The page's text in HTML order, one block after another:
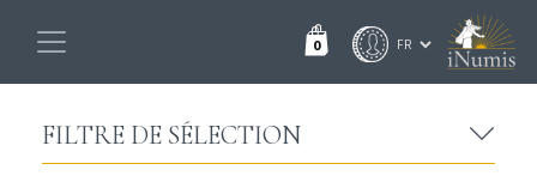
0
FILTRE DE SÉLECTION